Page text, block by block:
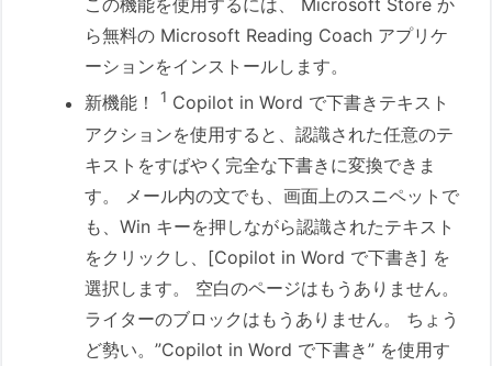
この機能を使用するには、 Microsoft Store か
ら無料の Microsoft Reading Coach アプリケ
ーションをインストールします。
新機能！
1 Copilot in Word で下書きテキスト
アクションを使用すると、認識された任意のテ
キストをすばやく完全な下書きに変換できま
す。 メール内の文でも、画面上のスニペットで
も、Win キーを押しながら認識されたテキスト
をクリックし、[Copilot in Word で下書き] を
選択します。 空白のページはもうありません。
ライターのブロックはもうありません。 ちょう
ど勢い。”Copilot in Word で下書き” を使用す